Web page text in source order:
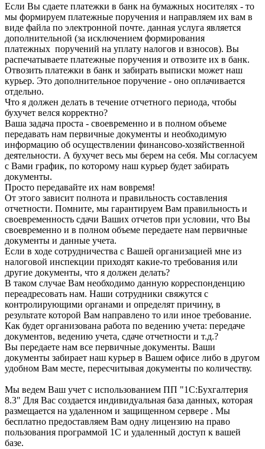
Если Вы сдаете платежки в банк на бумажных носителях - то
мы формируем платежные поручения и направляем их вам в
виде файла по электронной почте. данная услуга является
дополнительной (за исключением формирования
платежных поручений на уплату налогов и взносов). Вы
распечатываете платежные поручения и отвозите их в банк.
Отвозить платежки в банк и забирать выписки может наш
курьер. Это дополнительное поручение - оно оплачивается
отдельно.
Что я должен делать в течение отчетного периода, чтобы
бухучет велся корректно?
Ваша задача проста - своевременно и в полном объеме
передавать нам первичные документы и необходимую
информацию об осуществлении финансово-хозяйственной
деятельности. А бухучет весь мы берем на себя. Мы согласуем
с Вами график, по которому наш курьер будет забирать
документы.
Просто передавайте их нам вовремя!
От этого зависит полнота и правильность составления
отчетности. Помните, мы гарантируем Вам правильность и
своевременность сдачи Ваших отчетов при условии, что Вы
своевременно и в полном объеме передаете нам первичные
документы и данные учета.
Если в ходе сотрудничества с Вашей организацией мне из
налоговой инспекции приходят какие-то требования или
другие документы, что я должен делать?
В таком случае Вам необходимо данную корреспонденцию
переадресовать нам. Наши сотрудники свяжутся с
контролирующими органами и определят причину, в
результате которой Вам направлено то или иное требование.
Как будет организована работа по ведению учета: передаче
документов, ведению учета, сдаче отчетности и т.д.?
Вы передаете нам все первичные документы. Ваши
документы забирает наш курьер в Вашем офисе либо в другом
удобном Вам месте, пересчитывая документы по количеству.
Мы ведем Ваш учет с использованием ПП "1С:Бухгалтерия
8.3" Для Вас создается индивидуальная база данных, которая
размещается на удаленном и защищенном сервере . Мы
бесплатно предоставляем Вам одну лицензию на право
пользования программой 1С и удаленный доступ к вашей
базе.